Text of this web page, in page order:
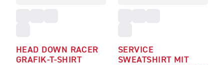
HEAD DOWN RACER
GRAFIK-T-SHIRT
SERVICE
SWEATSHIRT MIT